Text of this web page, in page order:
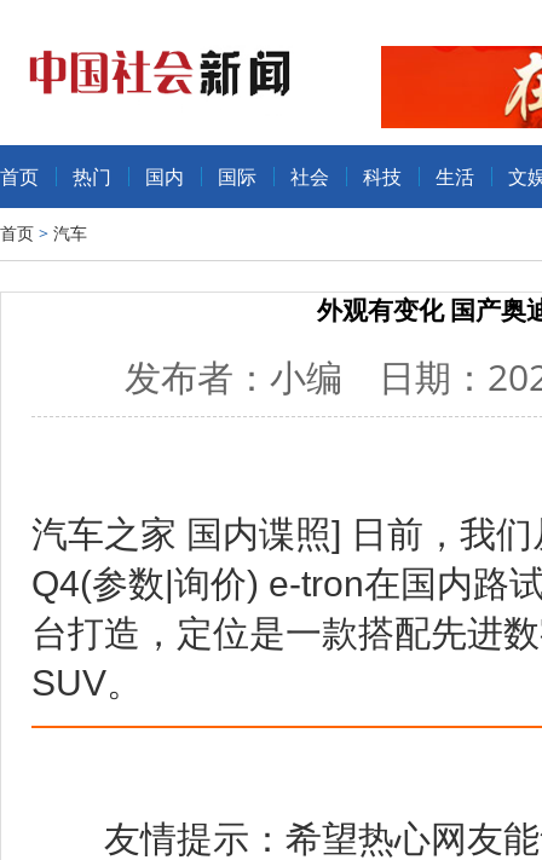
首页 热门 国内 国际 社会 科技 生活 文
首页 > 汽车
外观有变化 国产
发布者：小编 日期：
汽车之家 国内谍照] 日前，我
Q4(参数|询价) e-tron在国内路
台打造，定位是一款搭配先进
SUV。
友情提示：希望热心网友能